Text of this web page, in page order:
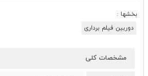
بخشها :
دوربین فیلم برداری
مشخصات کلی